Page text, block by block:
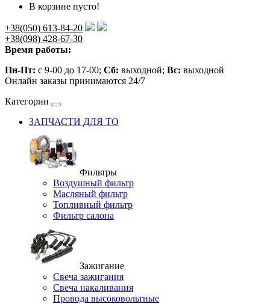
В корзине пусто!
+38(050) 613-84-20
+38(098) 428-67-30
Время работы:
Пн-Пт: с 9-00 до 17-00; Сб: выходной; Вс: выходной
Онлайн заказы принимаются 24/7
Категории
ЗАПЧАСТИ ДЛЯ ТО
Фильтры
Воздушный фильтр
Масляный фильтр
Топливный фильтр
Фильтр салона
Зажигание
Свеча зажигания
Свеча накаливания
Провода высоковольтные